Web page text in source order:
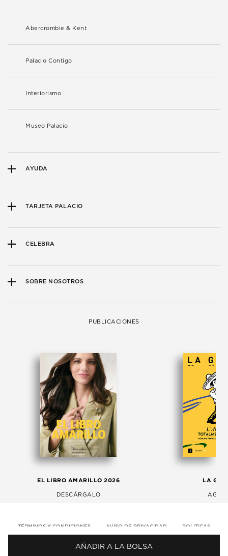
AÑADIR A LA BOLSA
Abercrombie & Kent
Palacio Contigo
Interiorismo
Museo Palacio
AYUDA
TARJETA PALACIO
CELEBRA
SOBRE NOSOTROS
PUBLICACIONES
EL LIBRO AMARILLO 2026
DESCÁRGALO
LA
TÉRMINOS Y CONDICIONES AVISO DE PRIVACIDAD POLITICAS